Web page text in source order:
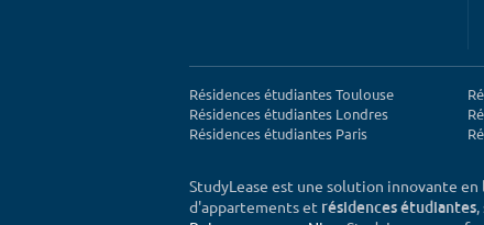
Résidences étudiantes Toulouse
Résidences étudiantes Londres
Résidences étudiantes Paris
StudyLease est une solution innovante
d'appartements et résidences étudiantes